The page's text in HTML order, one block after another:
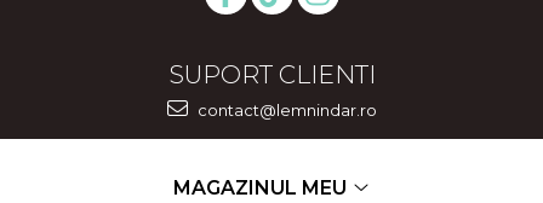
SUPORT CLIENTI
contact@lemnindar.ro
MAGAZINUL MEU